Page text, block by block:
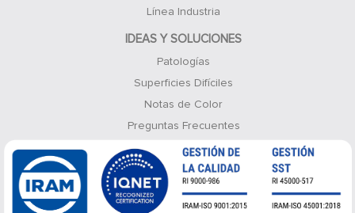
Línea Industria
IDEAS Y SOLUCIONES
Patologías
Superficies Difíciles
Notas de Color
Preguntas Frecuentes